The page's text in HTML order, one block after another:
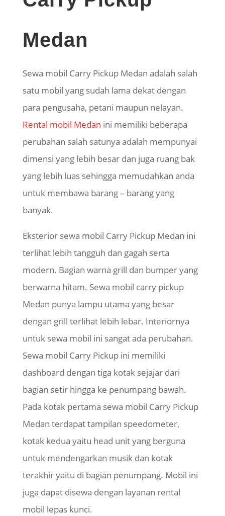
Medan
Sewa mobil Carry Pickup Medan adalah salah
satu mobil yang sudah lama dekat dengan
para pengusaha, petani maupun nelayan.
Rental mobil Medan ini memiliki beberapa
perubahan salah satunya adalah mempunyai
dimensi yang lebih besar dan juga ruang bak
yang lebih luas sehingga memudahkan anda
untuk membawa barang – barang yang
banyak.
Eksterior sewa mobil Carry Pickup Medan ini
terlihat lebih tangguh dan gagah serta
modern. Bagian warna grill dan bumper yang
berwarna hitam. Sewa mobil carry pickup
Medan punya lampu utama yang besar
dengan grill terlihat lebih lebar. Interiornya
untuk sewa mobil ini sangat ada perubahan.
Sewa mobil Carry Pickup ini memiliki
dashboard dengan tiga kotak sejajar dari
bagian setir hingga ke penumpang bawah.
Pada kotak pertama sewa mobil Carry Pickup
Medan terdapat tampilan speedometer,
kotak kedua yaitu head unit yang berguna
untuk mendengarkan musik dan kotak
terakhir yaitu di bagian penumpang. Mobil ini
juga dapat disewa dengan layanan rental
mobil lepas kunci.